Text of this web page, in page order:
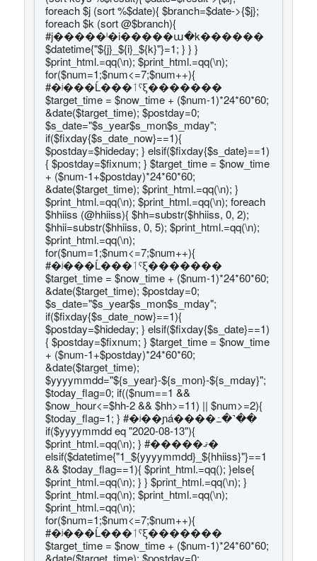
foreach $j (sort %$date){ $branch=$date->{$j};
foreach $k (sort @$branch){
#j�����ˡ�i�����ա�k������
$datetime{"${j}_${i}_${k}"}=1; } } }
$print_html.=qq(\n); $print_html.=qq(\n);
for($num=1;$num<=7;$num++){
#�ʲ���Ĺ���ٲˤξ�������
$target_time = $now_time + ($num-1)*24*60*60;
&date($target_time); $postday=0;
$s_date="$s_year$s_mon$s_mday";
if($fixday{$s_date_now}==1){
$postday=$hideday; } elsif($fixday{$s_date}==1)
{ $postday=$fixnum; } $target_time = $now_time
+ ($num-1+$postday)*24*60*60;
&date($target_time); $print_html.=qq(\n); }
$print_html.=qq(\n); $print_html.=qq(\n); foreach
$hhiiss (@hhiiss){ $hh=substr($hhiiss, 0, 2);
$hhii=substr($hhiiss, 0, 5); $print_html.=qq(\n);
$print_html.=qq(\n);
for($num=1;$num<=7;$num++){
#�ʲ���Ĺ���ٲˤξ�������
$target_time = $now_time + ($num-1)*24*60*60;
&date($target_time); $postday=0;
$s_date="$s_year$s_mon$s_mday";
if($fixday{$s_date_now}==1){
$postday=$hideday; } elsif($fixday{$s_date}==1)
{ $postday=$fixnum; } $target_time = $now_time
+ ($num-1+$postday)*24*60*60;
&date($target_time);
$yyyymmdd="${s_year}-${s_mon}-${s_mday}";
$today_flag=0; if(($num==1 &&
$now_hour<=$hh-2 && $hh>=11) || $num>=2){
$today_flag=1; } #�ʲ��ɲá����߸�˺��
if($yyyymmdd eq "2020-08-13"){
$print_html.=qq(\n); } #�����ޤ�
elsif($datetime{"1_${yyyymmdd}_${hhiiss}"}==1
&& $today_flag==1){ $print_html.=qq(); }else{
$print_html.=qq(\n); } } $print_html.=qq(\n); }
$print_html.=qq(\n); $print_html.=qq(\n);
$print_html.=qq(\n);
for($num=1;$num<=7;$num++){
#�ʲ���Ĺ���ٲˤξ�������
$target_time = $now_time + ($num-1)*24*60*60;
&date($target_time); $postday=0;